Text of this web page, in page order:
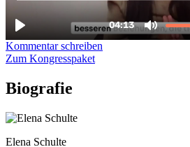
Kommentar schreiben
Zum Kongresspaket
Biografie
Elena Schulte